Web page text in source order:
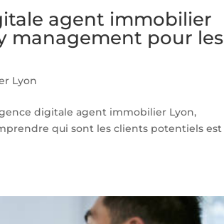
agent immobilier
management pour les
Lyon
digitale agent immobilier Lyon,
qui sont les clients potentiels est